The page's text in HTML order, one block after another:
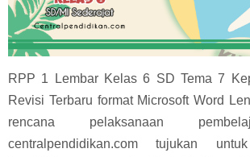
RPP 1 Lembar Kelas 6 SD Tema 7
Revisi Terbaru format Microsoft Word
rencana pelaksanaan
centralpendidikan.com tujukan